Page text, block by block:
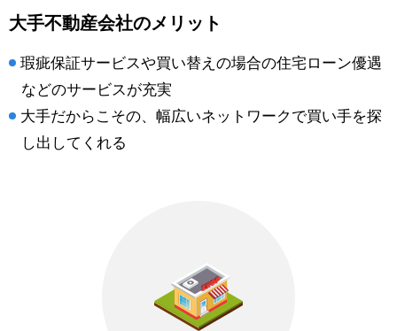
大手不動産会社のメリット
瑕疵保証サービスや買い替えの場合の住宅ローン優遇
などのサービスが充実
大手だからこその、幅広いネットワークで買い手を探
し出してくれる